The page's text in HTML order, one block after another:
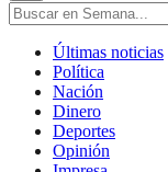
Últimas noticias
Política
Nación
Dinero
Deportes
Opinión